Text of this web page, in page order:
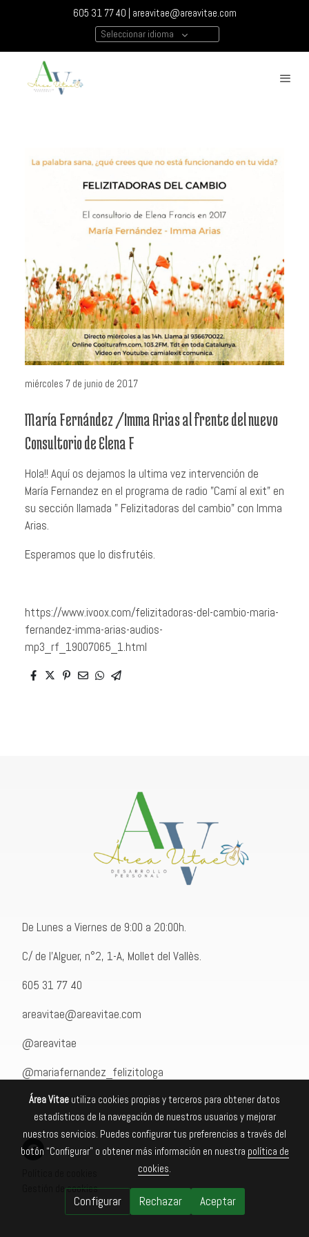
605 31 77 40 | areavitae@areavitae.com
Seleccionar idioma
miércoles 7 de junio de 2017
María Fernández /Imma Arias al frente del nuevo
Consultorio de Elena F
Hola!! Aquí os dejamos la ultima vez intervención de
María Fernandez en el programa de radio "Camí al exit" en
su sección llamada " Felizitadoras del cambio" con Imma
Arias.
Esperamos que lo disfrutéis.
https://www.ivoox.com/felizitadoras-del-cambio-maria-
fernandez-imma-arias-audios-
mp3_rf_19007065_1.html
De Lunes a Viernes de 9:00 a 20:00h.
C/ de l'Alguer, n°2, 1-A, Mollet del Vallès.
605 31 77 40
areavitae@areavitae.com
@areavitae
@mariafernandez_felizitologa
Gestión de cookies
Área Vitae utiliza cookies propias y terceros para obtener datos
estadísticos de la navegación de nuestros usuarios y mejorar
nuestros servicios. Puedes configurar tus preferencias a través del
botón “Configurar” o obtener más información en nuestra política de
cookies.
Configurar Rechazar Aceptar